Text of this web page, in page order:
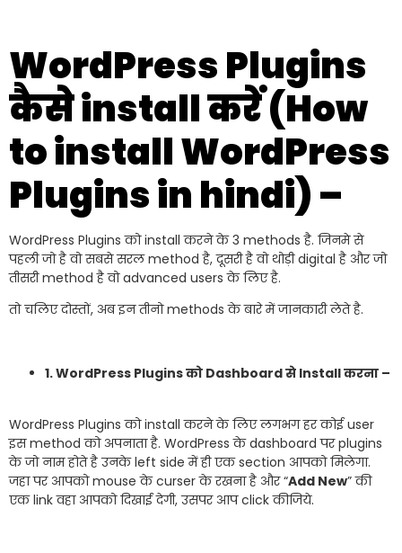
WordPress Plugins
कैसे install करें (How
to install WordPress
Plugins in hindi) –
WordPress Plugins को install करने के 3 methods है. जिनमे से
पहली जो है वो सबसे सरल method है, दूसरी है वो थोड़ी digital है और जो
तीसरी method है वो advanced users के लिए है.
तो चलिए दोस्तों, अब इन तीनो methods के बारे में जानकारी लेते है.
1. WordPress Plugins को Dashboard से Install करना –
WordPress Plugins को install करने के लिए लगभग हर कोई user
इस method को अपनाता है. WordPress के dashboard पर plugins
के जो नाम होते है उनके left side में ही एक section आपको मिलेगा.
जहा पर आपको mouse के curser के रखना है और “Add New” की
एक link वहा आपको दिखाई देगी, उसपर आप click कीजिये.